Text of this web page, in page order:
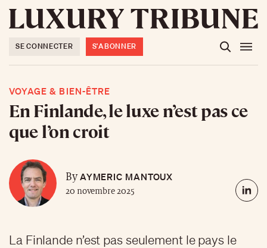
SE CONNECTER S'ABONNER
VOYAGE & BIEN-ÊTRE
En Finlande, le luxe n’est pas ce
que l’on croit
ByAYMERIC MANTOUX
20 novembre 2025
La Finlande n’est pas seulement le pays le